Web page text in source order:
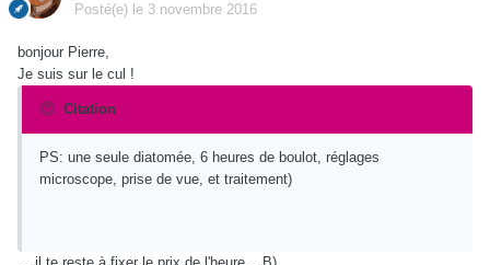
Posté(e) le 3 novembre 2016
bonjour Pierre,
Je suis sur le cul !
Citation
PS: une seule diatomée, 6 heures de boulot, réglages
microscope, prise de vue, et traitement)